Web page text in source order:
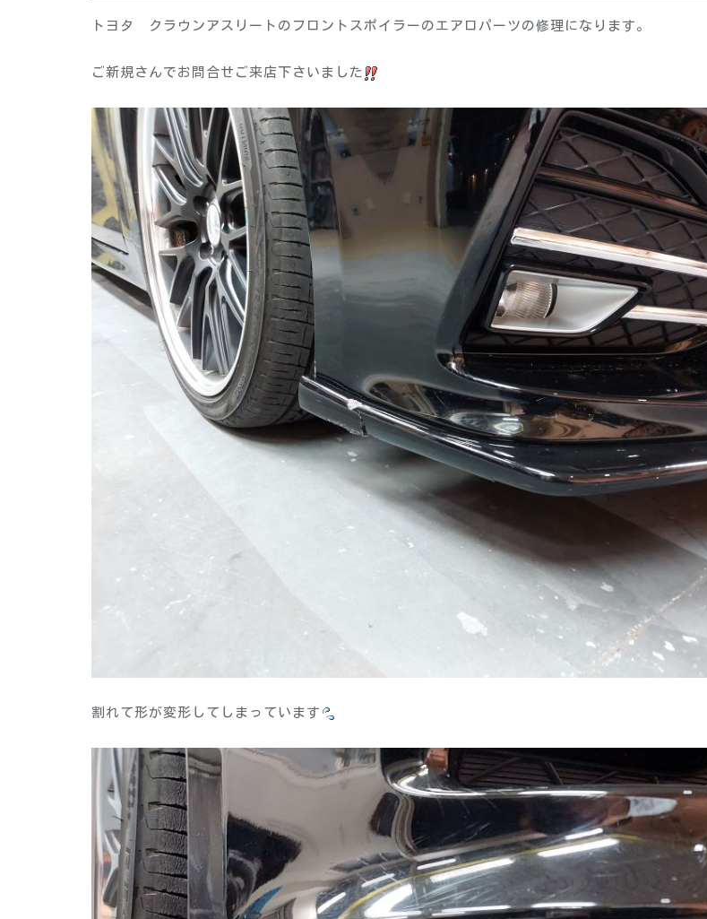
トヨタ クラウンアスリートのフロントスポイラーのエアロパーツの修理になります。
ご新規さんでお問合せご来店下さいました
割れて形が変形してしまっています